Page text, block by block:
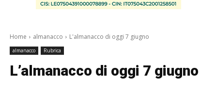
Home almanacco L'almanacco di oggi 7 giugno
almanacco Rubrica
L’almanacco di oggi 7 giugno